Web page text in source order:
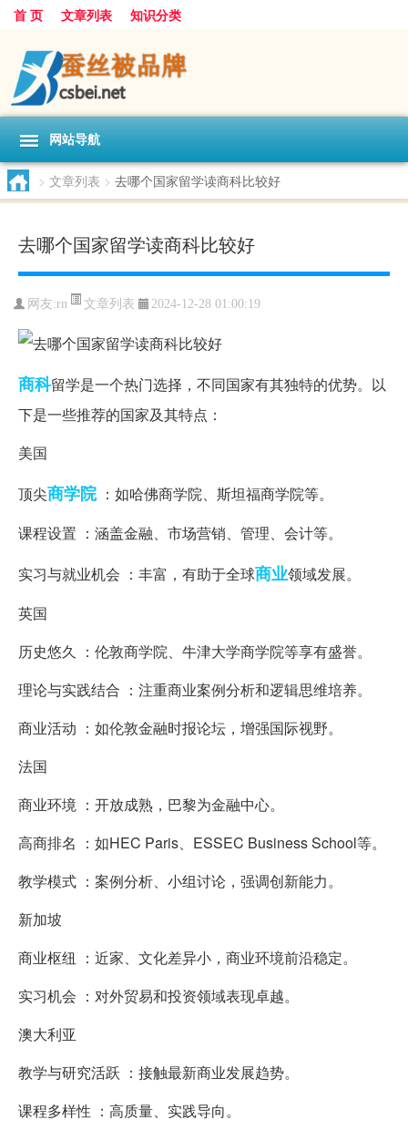
首 页 文章列表 知识分类
网站导航
> 文章列表 > 去哪个国家留学读商科比较好
去哪个国家留学读商科比较好
网友:rn 文章列表 2024-12-28 01:00:19
商科留学是一个热门选择，不同国家有其独特的优势。以
下是一些推荐的国家及其特点：
美国
顶尖商学院：如哈佛商学院、斯坦福商学院等。
课程设置 ：涵盖金融、市场营销、管理、会计等。
实习与就业机会 ：丰富，有助于全球商业领域发展。
英国
历史悠久 ：伦敦商学院、牛津大学商学院等享有盛誉。
理论与实践结合 ：注重商业案例分析和逻辑思维培养。
商业活动 ：如伦敦金融时报论坛，增强国际视野。
法国
商业环境 ：开放成熟，巴黎为金融中心。
高商排名 ：如HEC Paris、ESSEC Business School等。
教学模式 ：案例分析、小组讨论，强调创新能力。
新加坡
商业枢纽 ：近家、文化差异小，商业环境前沿稳定。
实习机会 ：对外贸易和投资领域表现卓越。
澳大利亚
教学与研究活跃 ：接触最新商业发展趋势。
课程多样性 ：高质量、实践导向。